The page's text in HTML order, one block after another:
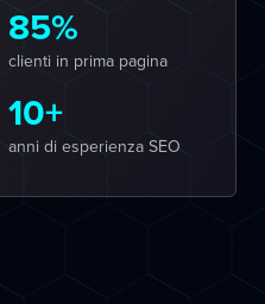
85%
clienti in prima pagina
10+
anni di esperienza SEO